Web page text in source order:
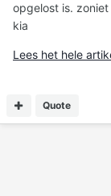
opgelost is.
kia
Lees het hele
Quote